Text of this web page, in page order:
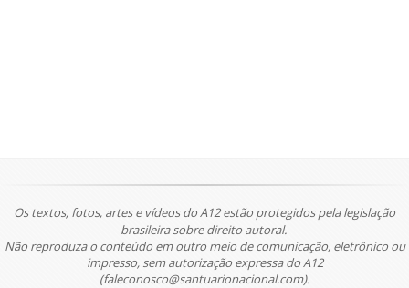
Os textos, fotos, artes e vídeos do A12 estão protegidos pela legislação
brasileira sobre direito autoral.
Não reproduza o conteúdo em outro meio de comunicação, eletrônico ou
impresso, sem autorização expressa do A12
(faleconosco@santuarionacional.com).